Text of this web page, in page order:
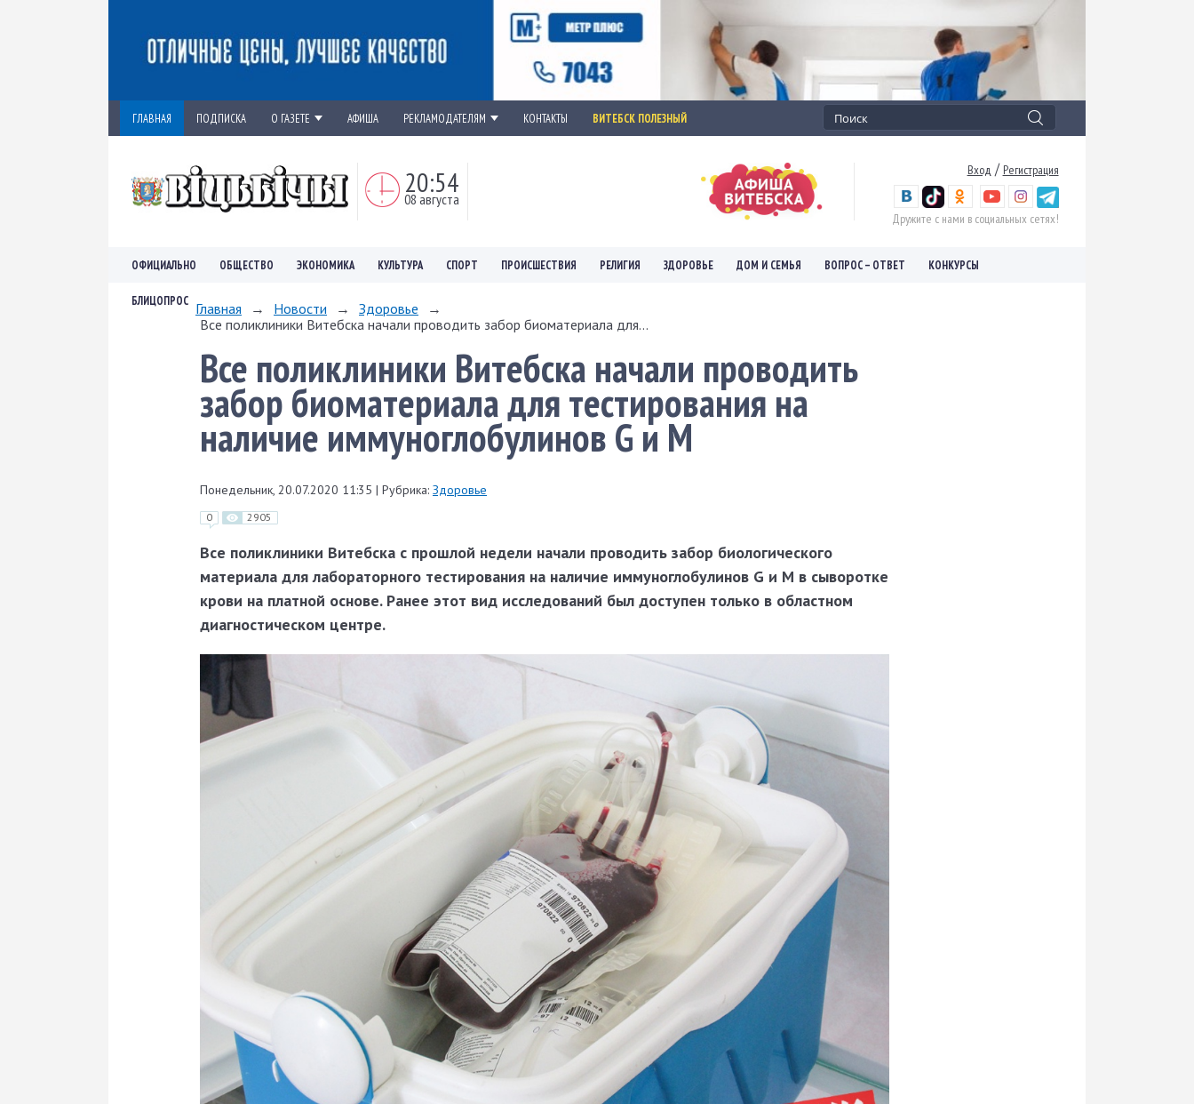
ГЛАВНАЯ ПОДПИСКА О ГАЗЕТЕ АФИША РЕКЛАМОДАТЕЛЯМ КОНТАКТЫ ВИТЕБСК ПОЛЕЗНЫЙ
20:54
08 августа
Вход / Регистрация
Дружите с нами в социальных сетях!
ОФИЦИАЛЬНО ОБЩЕСТВО ЭКОНОМИКА КУЛЬТУРА СПОРТ ПРОИСШЕСТВИЯ РЕЛИГИЯ ЗДОРОВЬЕ ДОМ И СЕМЬЯ ВОПРОС – ОТВЕТ КОНКУРСЫ
БЛИЦОПРОС Главная → Новости → Здоровье
→
Все поликлиники Витебска начали проводить забор биоматериала для...
Все поликлиники Витебска начали проводить
забор биоматериала для тестирования на
наличие иммуноглобулинов G и M
Понедельник, 20.07.2020 11:35 | Рубрика: Здоровье
0 2905
Все поликлиники Витебска с прошлой недели начали проводить забор биологического
материала для лабораторного тестирования на наличие иммуноглобулинов G и M в сыворотке
крови на платной основе. Ранее этот вид исследований был доступен только в областном
диагностическом центре.